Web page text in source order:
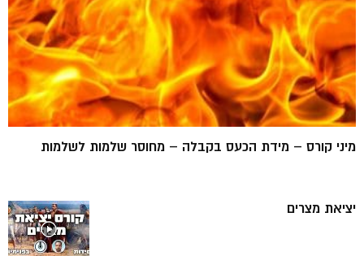
מיני קורס – מידת הכעס בקבלה – מחוסר שלמות לשלמות
יציאת מצרים